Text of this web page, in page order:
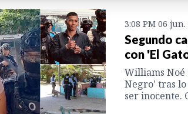
3:08 PM 06 jun.
Segundo
con 'El
Williams Noé
Negro' tras
ser inocente.